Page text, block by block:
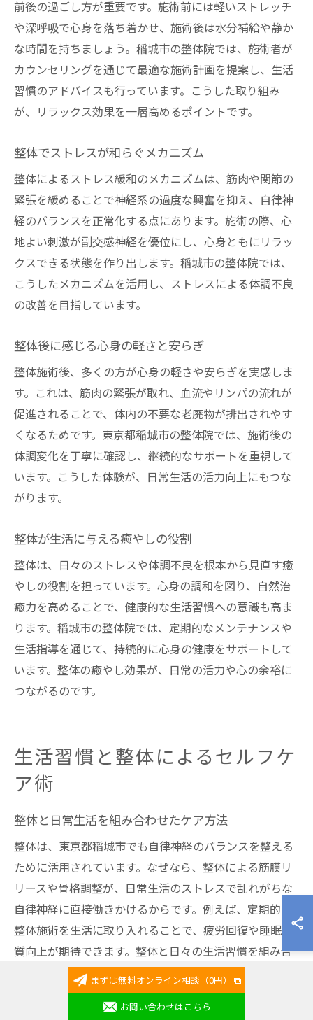
前後の過ごし方が重要です。施術前には軽いストレッチ
や深呼吸で心身を落ち着かせ、施術後は水分補給や静か
な時間を持ちましょう。稲城市の整体院では、施術者が
カウンセリングを通じて最適な施術計画を提案し、生活
習慣のアドバイスも行っています。こうした取り組み
が、リラックス効果を一層高めるポイントです。
整体でストレスが和らぐメカニズム
整体によるストレス緩和のメカニズムは、筋肉や関節の
緊張を緩めることで神経系の過度な興奮を抑え、自律神
経のバランスを正常化する点にあります。施術の際、心
地よい刺激が副交感神経を優位にし、心身ともにリラッ
クスできる状態を作り出します。稲城市の整体院では、
こうしたメカニズムを活用し、ストレスによる体調不良
の改善を目指しています。
整体後に感じる心身の軽さと安らぎ
整体施術後、多くの方が心身の軽さや安らぎを実感しま
す。これは、筋肉の緊張が取れ、血流やリンパの流れが
促進されることで、体内の不要な老廃物が排出されやす
くなるためです。東京都稲城市の整体院では、施術後の
体調変化を丁寧に確認し、継続的なサポートを重視して
います。こうした体験が、日常生活の活力向上にもつな
がります。
整体が生活に与える癒やしの役割
整体は、日々のストレスや体調不良を根本から見直す癒
やしの役割を担っています。心身の調和を図り、自然治
癒力を高めることで、健康的な生活習慣への意識も高ま
ります。稲城市の整体院では、定期的なメンテナンスや
生活指導を通じて、持続的に心身の健康をサポートして
います。整体の癒やし効果が、日常の活力や心の余裕に
つながるのです。
生活習慣と整体によるセルフケ
ア術
整体と日常生活を組み合わせたケア方法
整体は、東京都稲城市でも自律神経のバランスを整える
ために活用されています。なぜなら、整体による筋膜リ
リースや骨格調整が、日常生活のストレスで乱れがちな
自律神経に直接働きかけるからです。例えば、定期的な
整体施術を生活に取り入れることで、疲労回復や睡眠の
質向上が期待できます。整体と日々の生活習慣を組み合
わせることで、心身の調和がより持続しやすくなりま
まずは無料オンライン相談（0円）
お問い合わせはこちら